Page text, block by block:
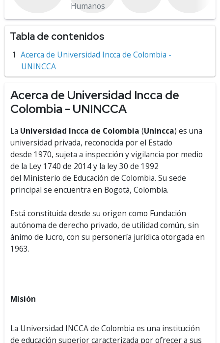
Humanos
Tabla de contenidos
Acerca de Universidad Incca de Colombia -
UNINCCA
Acerca de Universidad Incca de
Colombia - UNINCCA
La Universidad Incca de Colombia (Unincca) es una
universidad privada, reconocida por el Estado
desde 1970, sujeta a inspección y vigilancia por medio
de la Ley 1740 de 2014 y la ley 30 de 1992
del Ministerio de Educación de Colombia. Su sede
principal se encuentra en Bogotá, Colombia.
Está constituida desde su origen como Fundación
autónoma de derecho privado, de utilidad común, sin
ánimo de lucro, con su personería jurídica otorgada en
1963.
Misión
La Universidad INCCA de Colombia es una institución
de educación superior caracterizada por ofrecer a sus